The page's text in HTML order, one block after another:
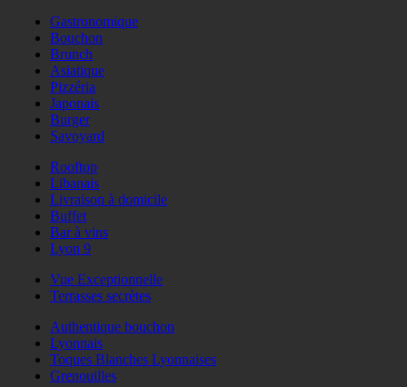
Gastronomique
Bouchon
Brunch
Asiatique
Pizzéria
Japonais
Burger
Savoyard
Rooftop
Libanais
Livraison à domicile
Buffet
Bar à vins
Lyon 9
Vue Exceptionnelle
Terrasses secrètes
Authentique bouchon
Lyonnais
Toques Blanches Lyonnaises
Grenouilles